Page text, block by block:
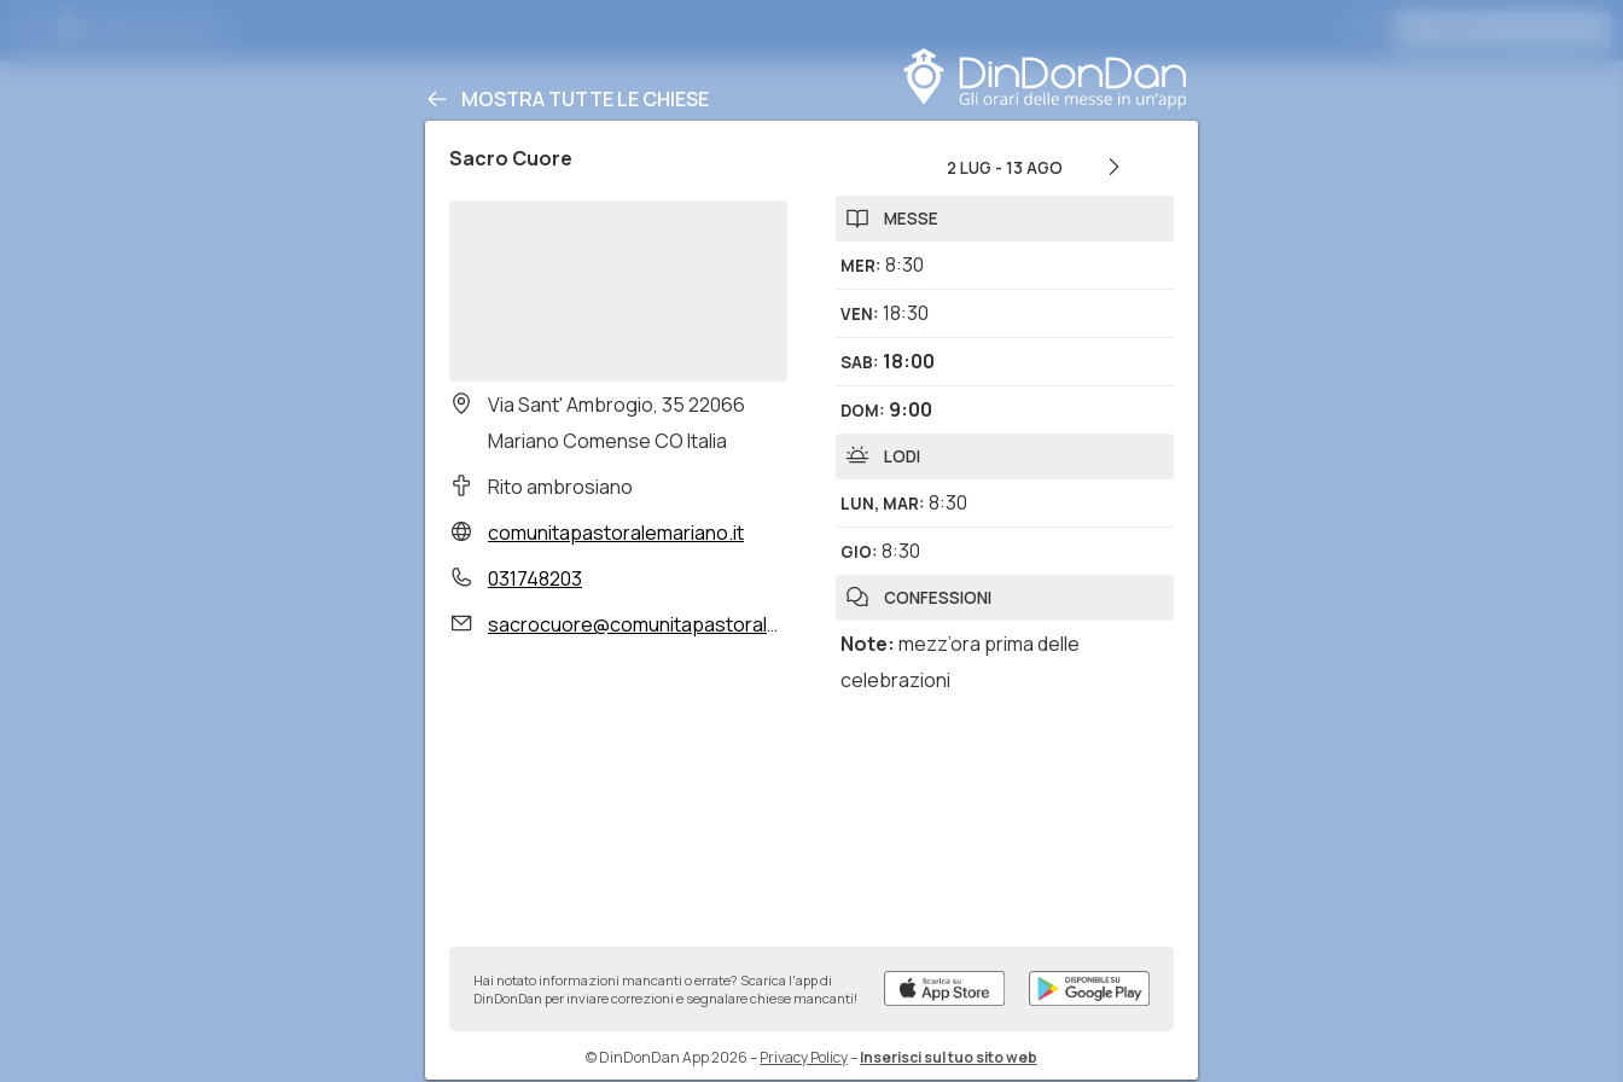
MOSTRA TUTTE LE CHIESE
Sacro Cuore
Via Sant' Ambrogio, 35 22066
Mariano Comense CO Italia
Rito ambrosiano
comunitapastoralemariano.it
031748203
sacrocuore@comunitapastoralemariano.it
2 LUG - 13 AGO
MESSE
MER: 8:30
VEN: 18:30
SAB: 18:00
DOM: 9:00
LODI
LUN, MAR: 8:30
GIO: 8:30
CONFESSIONI
Note: mezz’ora prima delle
celebrazioni
Hai notato informazioni mancanti o errate? Scarica l'app di
DinDonDan per inviare correzioni e segnalare chiese mancanti!
© DinDonDan App 2026–Privacy Policy–Inserisci sul tuo sito web